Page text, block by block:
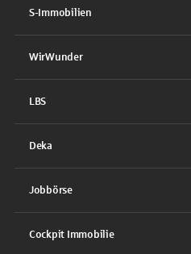
S-Immobilien
WirWunder
LBS
Deka
Jobbörse
Cockpit Immobilie